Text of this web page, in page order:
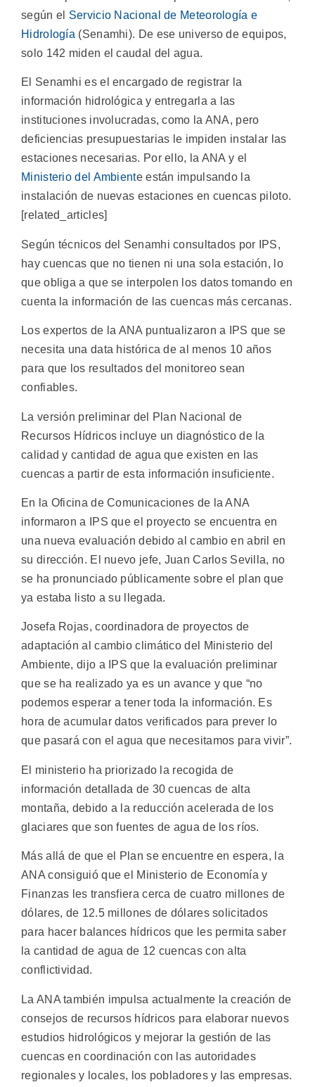
según el Servicio Nacional de Meteorología e
Hidrología (Senamhi). De ese universo de equipos,
solo 142 miden el caudal del agua.
El Senamhi es el encargado de registrar la
información hidrológica y entregarla a las
instituciones involucradas, como la ANA, pero
deficiencias presupuestarias le impiden instalar las
estaciones necesarias. Por ello, la ANA y el
Ministerio del Ambiente están impulsando la
instalación de nuevas estaciones en cuencas piloto.
[related_articles]
Según técnicos del Senamhi consultados por IPS,
hay cuencas que no tienen ni una sola estación, lo
que obliga a que se interpolen los datos tomando en
cuenta la información de las cuencas más cercanas.
Los expertos de la ANA puntualizaron a IPS que se
necesita una data histórica de al menos 10 años
para que los resultados del monitoreo sean
confiables.
La versión preliminar del Plan Nacional de
Recursos Hídricos incluye un diagnóstico de la
calidad y cantidad de agua que existen en las
cuencas a partir de esta información insuficiente.
En la Oficina de Comunicaciones de la ANA
informaron a IPS que el proyecto se encuentra en
una nueva evaluación debido al cambio en abril en
su dirección. El nuevo jefe, Juan Carlos Sevilla, no
se ha pronunciado públicamente sobre el plan que
ya estaba listo a su llegada.
Josefa Rojas, coordinadora de proyectos de
adaptación al cambio climático del Ministerio del
Ambiente, dijo a IPS que la evaluación preliminar
que se ha realizado ya es un avance y que “no
podemos esperar a tener toda la información. Es
hora de acumular datos verificados para prever lo
que pasará con el agua que necesitamos para vivir”.
El ministerio ha priorizado la recogida de
información detallada de 30 cuencas de alta
montaña, debido a la reducción acelerada de los
glaciares que son fuentes de agua de los ríos.
Más allá de que el Plan se encuentre en espera, la
ANA consiguió que el Ministerio de Economía y
Finanzas les transfiera cerca de cuatro millones de
dólares, de 12.5 millones de dólares solicitados
para hacer balances hídricos que les permita saber
la cantidad de agua de 12 cuencas con alta
conflictividad.
La ANA también impulsa actualmente la creación de
consejos de recursos hídricos para elaborar nuevos
estudios hidrológicos y mejorar la gestión de las
cuencas en coordinación con las autoridades
regionales y locales, los pobladores y las empresas.